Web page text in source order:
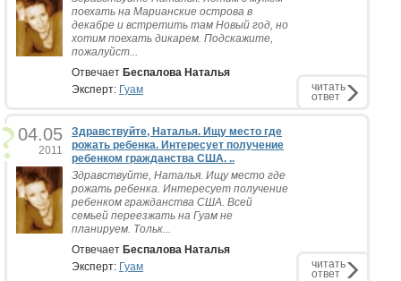
поехать на Марианские острова в
декабре и встретить там Новый год, но
хотим поехать дикарем. Подскажите,
пожалуйст...
Отвечает Беспалова Наталья
Эксперт: Гуам читать
ответ
04.05
2011
Здравствуйте, Наталья. Ищу место где
рожать ребенка. Интересует получение
ребенком гражданства США. ..
Здравствуйте, Наталья. Ищу место где
рожать ребенка. Интересует получение
ребенком гражданства США. Всей
семьей переезжать на Гуам не
планируем. Тольк...
Отвечает Беспалова Наталья
Эксперт: Гуам читать
ответ